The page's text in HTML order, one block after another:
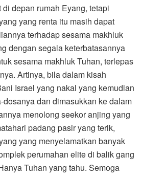
depan rumah Eyang, tetapi
yang renta itu masih dapat
terhadap sesama makhluk
dengan segala keterbatasannya
sesama makhluk Tuhan, terlepas
Artinya, bila dalam kisah
Israel yang nakal yang kemudian
dan dimasukkan ke dalam
menolong seekor anjing yang
padang pasir yang terik,
yang menyelamatkan banyak
perumahan elite di balik gang
Tuhan yang tahu. Semoga